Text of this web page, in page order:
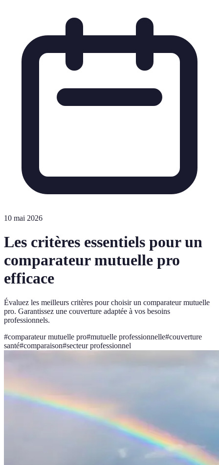
10 mai 2026
Les critères essentiels pour un
comparateur mutuelle pro
efficace
Évaluez les meilleurs critères pour choisir un comparateur mutuelle
pro. Garantissez une couverture adaptée à vos besoins
professionnels.
#comparateur mutuelle pro#mutuelle professionnelle#couverture
santé#comparaison#secteur professionnel